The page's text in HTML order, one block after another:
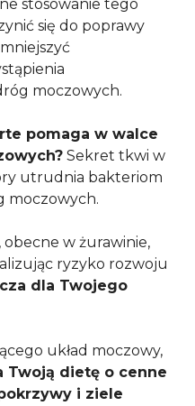
stosowanie tego
się do poprawy
moczowych.
pomaga w walce
Sekret tkwi w
utrudnia bakteriom
moczowych.
obecne w żurawinie,
ryzyko rozwoju
dla Twojego
układ moczowy,
Twoją dietę o cenne
i ziele